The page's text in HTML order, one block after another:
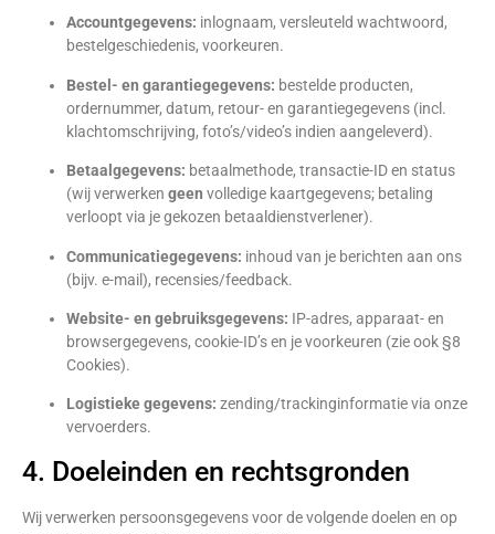
Accountgegevens: inlognaam, versleuteld wachtwoord,
bestelgeschiedenis, voorkeuren.
Bestel- en garantiegegevens: bestelde producten,
ordernummer, datum, retour- en garantiegegevens (incl.
klachtomschrijving, foto’s/video’s indien aangeleverd).
Betaalgegevens: betaalmethode, transactie-ID en status
(wij verwerken geen volledige kaartgegevens; betaling
verloopt via je gekozen betaaldienstverlener).
Communicatiegegevens: inhoud van je berichten aan ons
(bijv. e-mail), recensies/feedback.
Website- en gebruiksgegevens: IP-adres, apparaat- en
browsergegevens, cookie-ID’s en je voorkeuren (zie ook §8
Cookies).
Logistieke gegevens: zending/trackinginformatie via onze
vervoerders.
4. Doeleinden en rechtsgronden
Wij verwerken persoonsgegevens voor de volgende doelen en op